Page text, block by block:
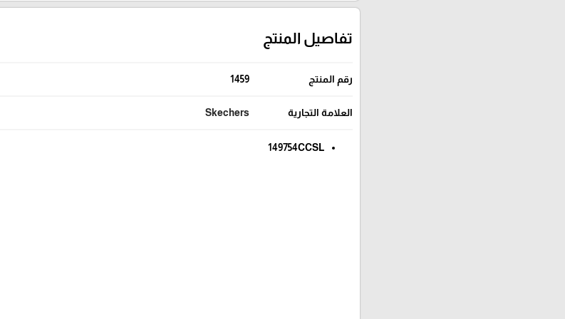
تفاصيل المنتج
رقم المنتج 1459
العلامة التجارية Skechers
149754CCSL